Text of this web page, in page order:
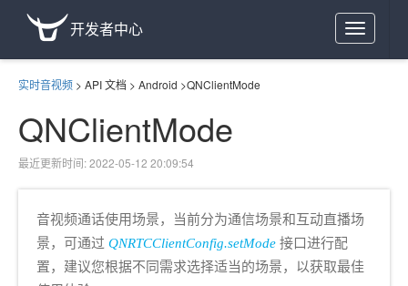
Toggle
navigation
开发者中心
实时音视频 > API 文档 > Android >QNClientMode
QNClientMode
最近更新时间: 2022-05-12 20:09:54
音视频通话使用场景，当前分为通信场景和互动直播场
景，可通过 QNRTCClientConfig.setMode 接口进行配
置，建议您根据不同需求选择适当的场景，以获取最佳